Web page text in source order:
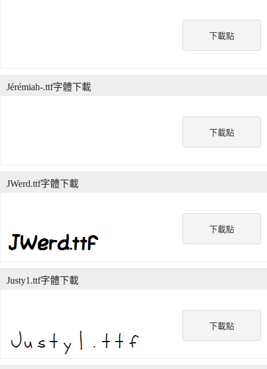
下載點
下載點
Jérémiah-.ttf字體下載
下載點
JWerd.ttf字體下載
下載點
Justy1.ttf字體下載